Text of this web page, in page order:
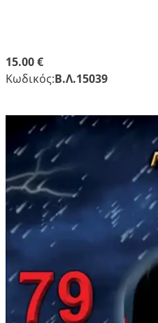
15.00 €
Κωδικός:Β.Λ.15039